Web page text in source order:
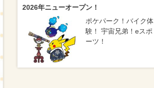
2026年ニューオープン！
ポケパーク！バイク体
験！ 宇宙兄弟！eスポ
ーツ！